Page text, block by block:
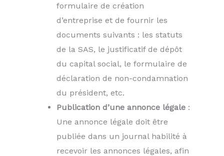
formulaire de création
d’entreprise et de fournir les
documents suivants : les statuts
de la SAS, le justificatif de dépôt
du capital social, le formulaire de
déclaration de non-condamnation
du président, etc.
Publication d’une annonce légale :
Une annonce légale doit être
publiée dans un journal habilité à
recevoir les annonces légales, afin